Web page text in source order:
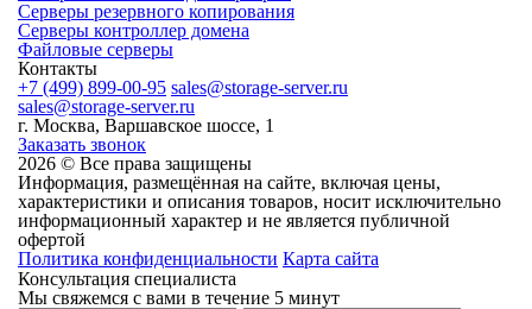
Серверы резервного копирования
Серверы контроллер домена
Файловые серверы
Контакты
+7 (499) 899-00-95 sales@storage-server.ru
sales@storage-server.ru
г. Москва, Варшавское шоссе, 1
Заказать звонок
2026 © Все права защищены
Информация, размещённая на сайте, включая цены,
характеристики и описания товаров, носит исключительно
информационный характер и не является публичной
офертой
Политика конфиденциальности Карта сайта
Консультация специалиста
Мы свяжемся с вами в течение 5 минут